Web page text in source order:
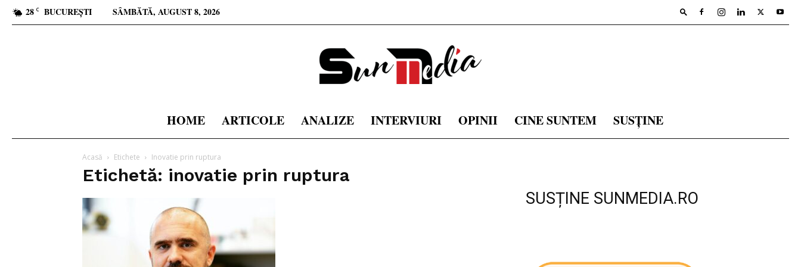
28 C BUCUREȘTI SÂMBĂTĂ, AUGUST 8, 2026
sunmedia.ro
HOME ARTICOLE ANALIZE INTERVIURI OPINII CINE SUNTEM SUSȚINE
Acasă Etichete Inovatie prin ruptura
Etichetă: inovatie prin ruptura
SUSȚINE SUNMEDIA.RO